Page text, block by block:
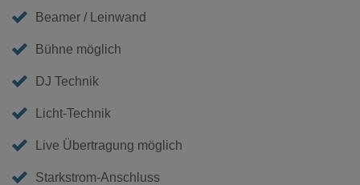
Beamer / Leinwand
Bühne möglich
DJ Technik
Licht-Technik
Live Übertragung möglich
Starkstrom-Anschluss